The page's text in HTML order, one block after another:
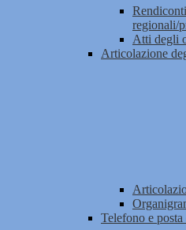
regionali/
Atti degli
Articolazione
Telefono e posta